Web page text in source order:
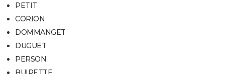
PETIT
CORION
DOMMANGET
DUGUET
PERSON